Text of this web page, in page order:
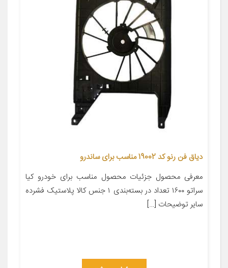
دیاق فن رنو کد 19002 مناسب برای ساندرو
معرفی محصول جزئیات محصول مناسب برای خودرو کیا
سراتو ۱۶۰۰ تعداد در بسته‌بندی ۱ جنس کالا پلاستیک فشرده
سایر توضیحات […]